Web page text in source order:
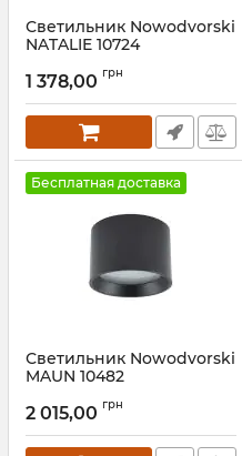
Светильник Nowodvorski
NATALIE 10724
1 378,00 грн
Бесплатная доставка
Светильник Nowodvorski
MAUN 10482
2 015,00 грн